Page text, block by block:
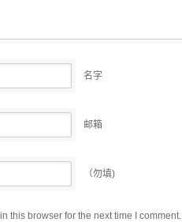
名字
邮箱
（勿填)
this browser for the next time I comment.